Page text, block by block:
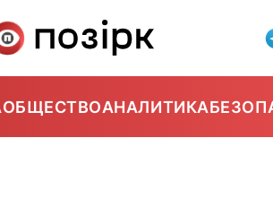
ОБЩЕСТВОАНАЛИТИКА